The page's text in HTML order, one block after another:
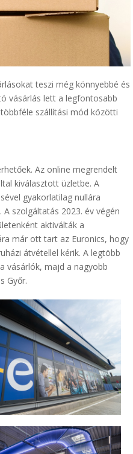
teszi még könnyebbé és
vásárlás lett a legfontosabb
szállítási mód közötti
Az online megrendelt
kiválasztott üzletbe. A
gyakorlatilag nullára
szolgáltatás 2023. év végén
aktiválták a
már ott tart az Euronics, hogy
átvétellel kérik. A legtöbb
vásárlók, majd a nagyobb
Győr.